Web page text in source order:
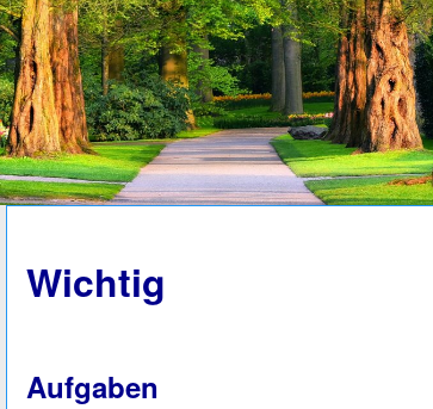
Wichtig
Aufgaben